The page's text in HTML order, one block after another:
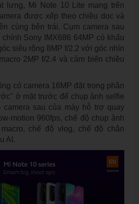
lưng, Mi Note 10 Lite mang trên
được xếp theo chiều dọc và
cùng bên trái. Cụm camera sau
chính Sony IMX686 64MP có khẩu
siêu rộng 8MP f/2.2 với góc nhìn
2MP f/2.4 và cảm biến chiều
có camera 16MP đặt trong phần
ở mặt trước để chụp ảnh selfie
camera sau của máy hỗ trợ quay
motion 960fps, chế độ chụp ảnh
chế độ vlog, chế độ chân
AI.